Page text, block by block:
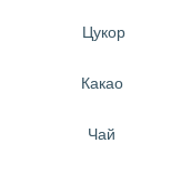
Цукор
Какао
Чай